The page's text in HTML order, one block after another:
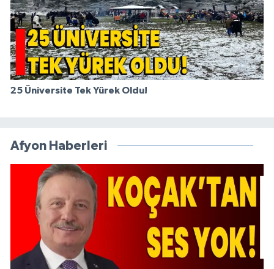
25 Üniversite Tek Yürek Oldu!
Afyon Haberleri